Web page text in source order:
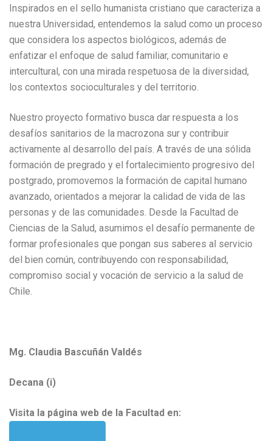
Inspirados en el sello humanista cristiano que caracteriza a
nuestra Universidad, entendemos la salud como un proceso
que considera los aspectos biológicos, además de
enfatizar el enfoque de salud familiar, comunitario e
intercultural, con una mirada respetuosa de la diversidad,
los contextos socioculturales y del territorio.
Nuestro proyecto formativo busca dar respuesta a los
desafíos sanitarios de la macrozona sur y contribuir
activamente al desarrollo del país. A través de una sólida
formación de pregrado y el fortalecimiento progresivo del
postgrado, promovemos la formación de capital humano
avanzado, orientados a mejorar la calidad de vida de las
personas y de las comunidades. Desde la Facultad de
Ciencias de la Salud, asumimos el desafío permanente de
formar profesionales que pongan sus saberes al servicio
del bien común, contribuyendo con responsabilidad,
compromiso social y vocación de servicio a la salud de
Chile.
Mg. Claudia Bascuñán Valdés
Decana (i)
Visita la página web de la Facultad en: